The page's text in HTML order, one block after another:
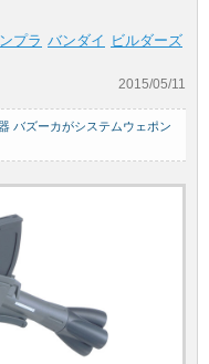
プラ バンダイ ビルダーズ
2015/05/11
バズーカがシステムウェポン